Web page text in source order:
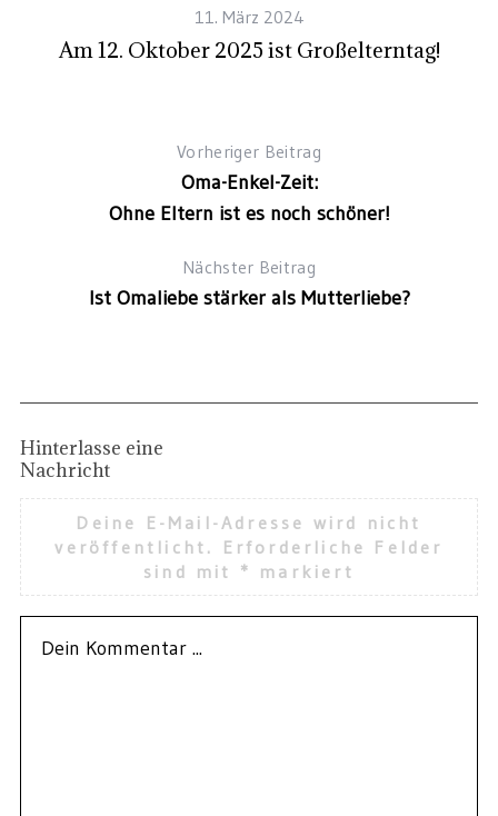
11. März 2024
Am 12. Oktober 2025 ist Großelterntag!
Vorheriger Beitrag
Oma-Enkel-Zeit:
Ohne Eltern ist es noch schöner!
Nächster Beitrag
Ist Omaliebe stärker als Mutterliebe?
Hinterlasse eine
Nachricht
Deine E-Mail-Adresse wird nicht
veröffentlicht.
Erforderliche Felder
sind mit * markiert